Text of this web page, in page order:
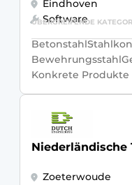
Eindhoven
Software
ÜBERGREIFENDE
Betonstahl
Bewehrungsstahl
Konkrete Produkte
Niederländische
Zoeterwoude